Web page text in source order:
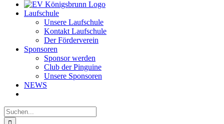
Laufschule
Unsere Laufschule
Kontakt Laufschule
Der Förderverein
Sponsoren
Sponsor werden
Club der Pinguine
Unsere Sponsoren
NEWS
Suche
nach: